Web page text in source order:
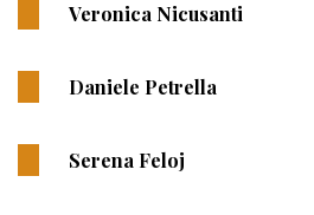
Veronica Nicusanti
Daniele Petrella
Serena Feloj